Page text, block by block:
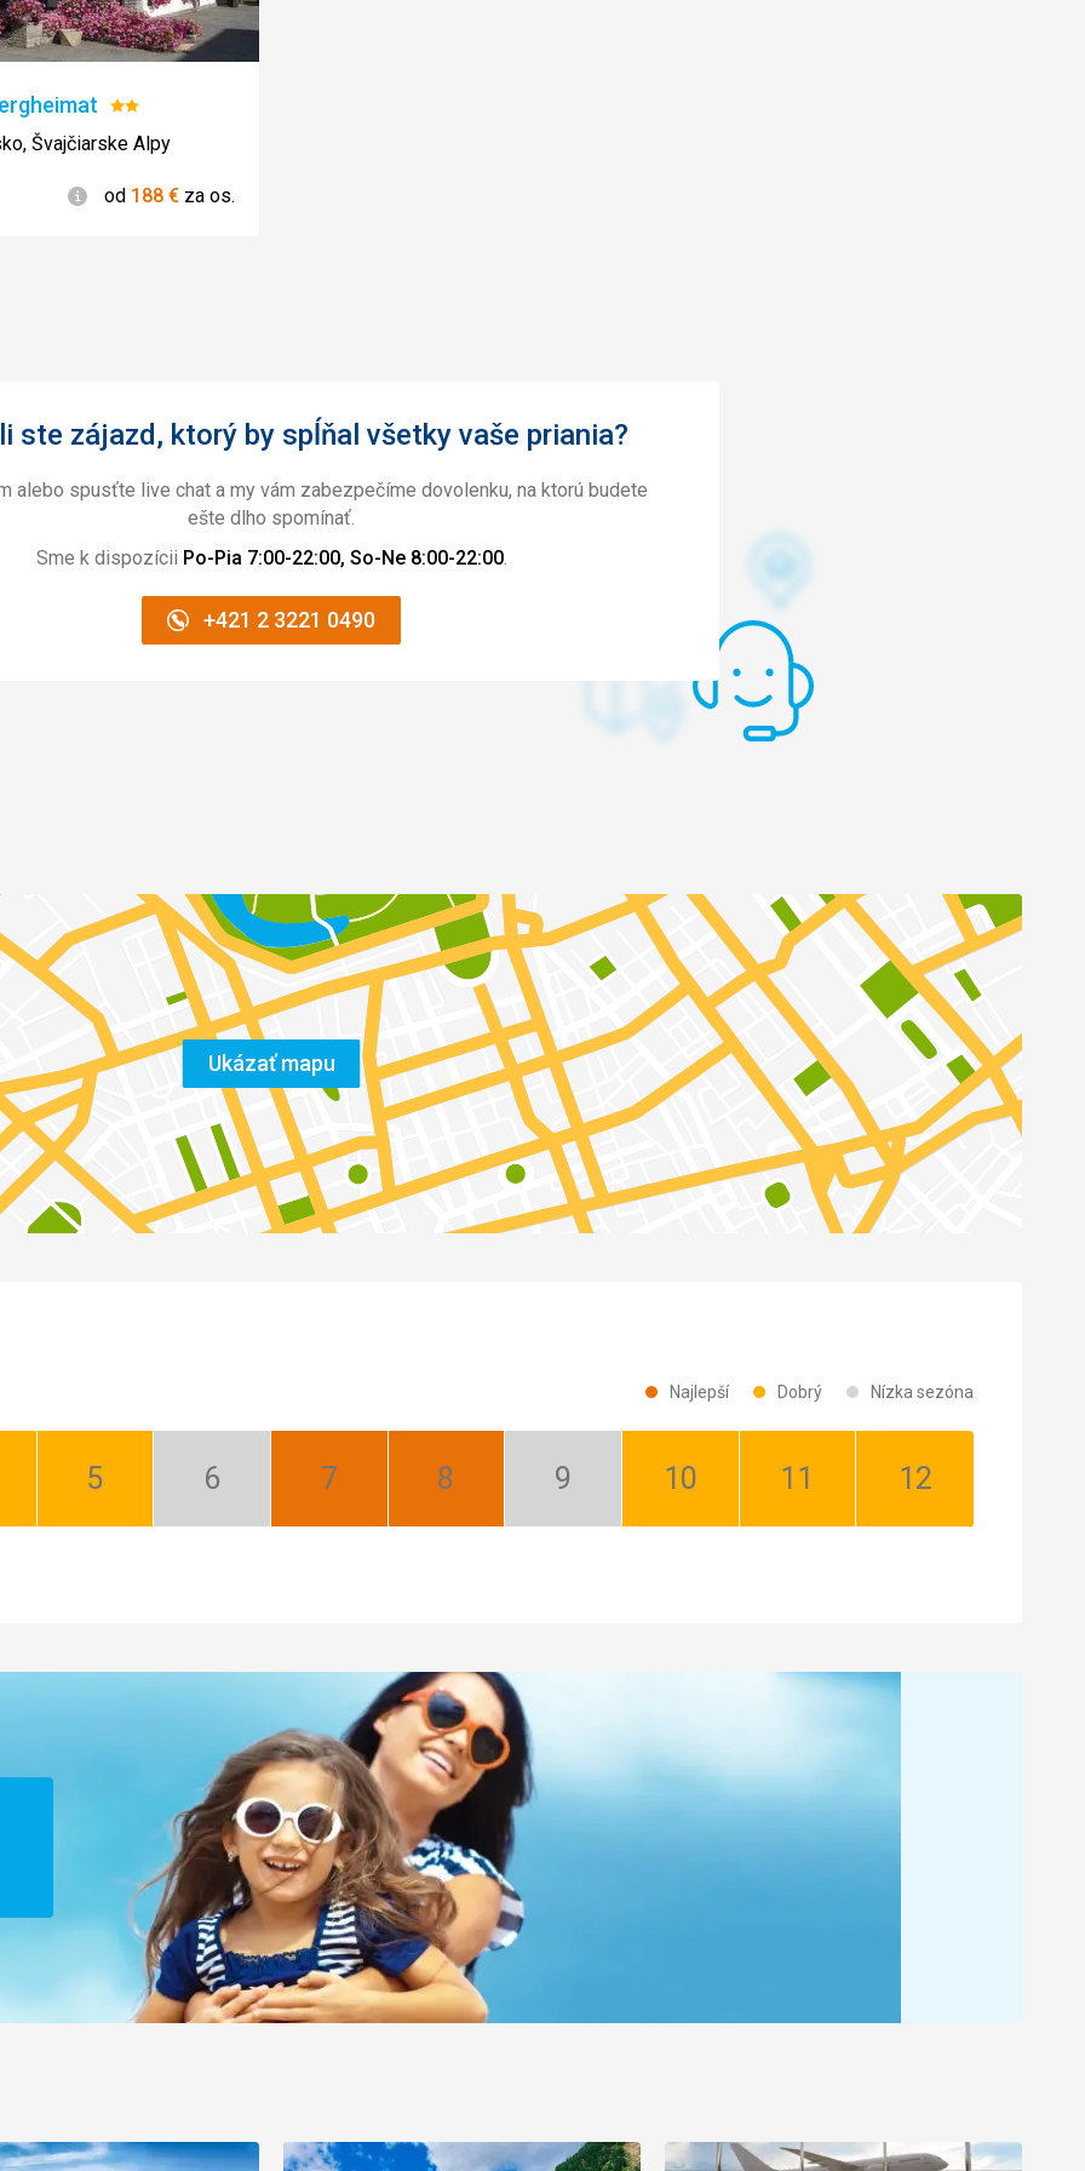
idealni pro
4,0 / 5
Hodnotenie:
2/5
Švajčiarske Alpy
Informácie
od 188 € za os.
ste zájazd, ktorý by spĺňal všetky vaše priania?
alebo spusťte live chat a my vám zabezpečíme dovolenku, na ktorú budete
ešte dlho spomínať.
Sme k dispozícii Po-Pia 7:00-22:00, So-Ne 8:00-22:00.
+421 2 3221 0490
Ukázať mapu
Najlepší Dobrý Nízka sezóna
Máj:
Jún:
Júl:
August:
September:
Október:
November:
December: